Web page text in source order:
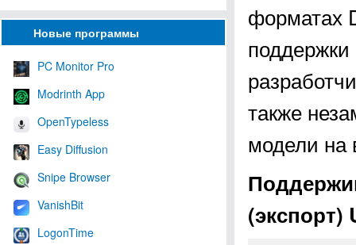
Новые программы
PC Monitor Pro
Modrinth App
OpenTypeless
Easy Diffusion
Snipe Browser
VanishBit
LogonTime
форматах
поддержки
также
модели на
(экспорт)